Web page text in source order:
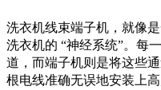
洗衣机线束端子机，就像
洗衣机的 “神经系统”。每
道，而端子机则是将这些
根电线准确无误地安装上